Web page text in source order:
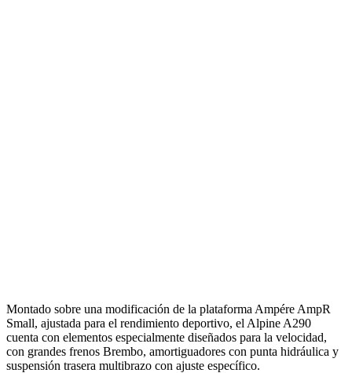
Montado sobre una modificación de la plataforma Ampére AmpR
Small, ajustada para el rendimiento deportivo, el Alpine A290
cuenta con elementos especialmente diseñados para la velocidad,
con grandes frenos Brembo, amortiguadores con punta hidráulica y
suspensión trasera multibrazo con ajuste específico.